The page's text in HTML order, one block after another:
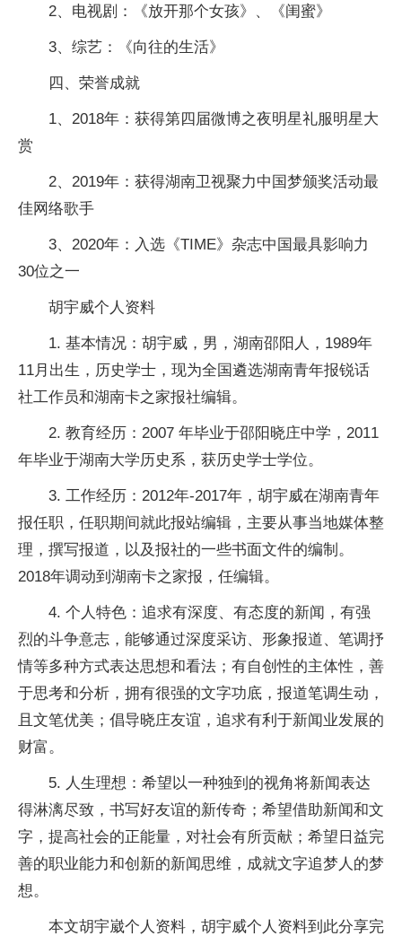
2、电视剧：《放开那个女孩》、《闺蜜》
3、综艺：《向往的生活》
四、荣誉成就
1、2018年：获得第四届微博之夜明星礼服明星大
赏
2、2019年：获得湖南卫视聚力中国梦颁奖活动最
佳网络歌手
3、2020年：入选《TIME》杂志中国最具影响力
30位之一
胡宇威个人资料
1. 基本情况：胡宇威，男，湖南邵阳人，1989年
11月出生，历史学士，现为全国遴选湖南青年报锐话
社工作员和湖南卡之家报社编辑。
2. 教育经历：2007 年毕业于邵阳晓庄中学，2011
年毕业于湖南大学历史系，获历史学士学位。
3. 工作经历：2012年-2017年，胡宇威在湖南青年
报任职，任职期间就此报站编辑，主要从事当地媒体整
理，撰写报道，以及报社的一些书面文件的编制。
2018年调动到湖南卡之家报，任编辑。
4. 个人特色：追求有深度、有态度的新闻，有强
烈的斗争意志，能够通过深度采访、形象报道、笔调抒
情等多种方式表达思想和看法；有自创性的主体性，善
于思考和分析，拥有很强的文字功底，报道笔调生动，
且文笔优美；倡导晓庄友谊，追求有利于新闻业发展的
财富。
5. 人生理想：希望以一种独到的视角将新闻表达
得淋漓尽致，书写好友谊的新传奇；希望借助新闻和文
字，提高社会的正能量，对社会有所贡献；希望日益完
善的职业能力和创新的新闻思维，成就文字追梦人的梦
想。
本文胡宇崴个人资料，胡宇威个人资料到此分享完